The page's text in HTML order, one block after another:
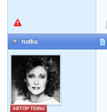
natka
АВТОР ТЕМЫ